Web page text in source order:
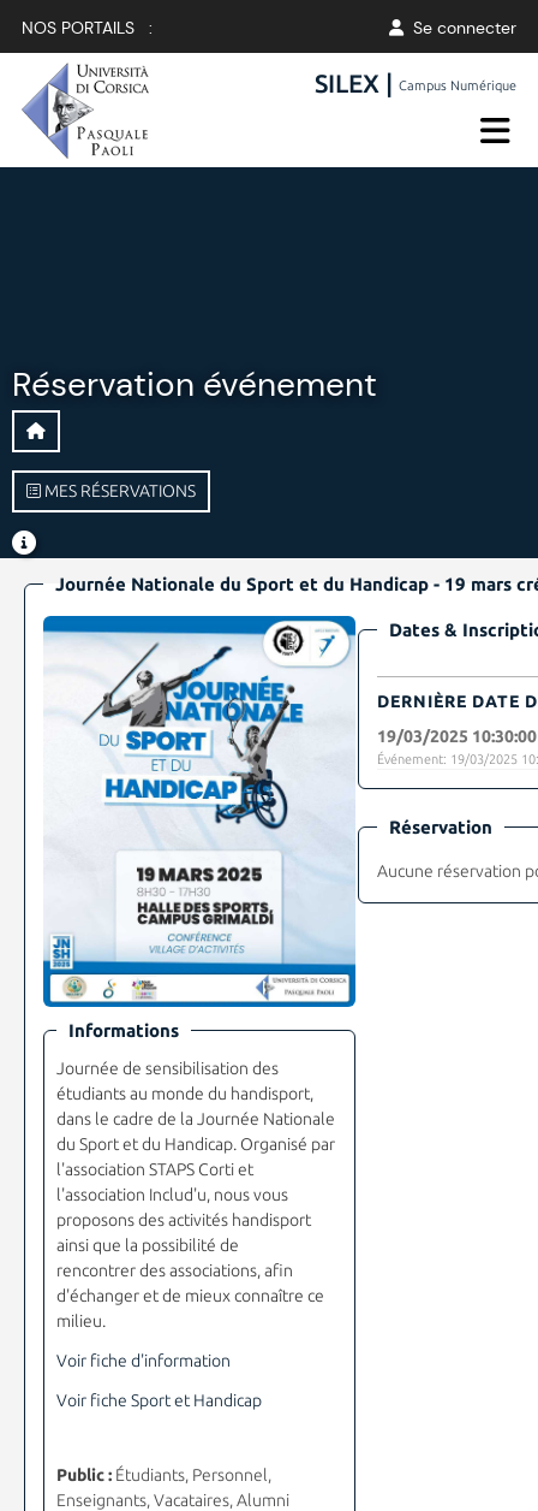
NOS PORTAILS : Se connecter
SILEX |Campus Numérique
Réservation événement
MES RÉSERVATIONS
Informations
Journée de sensibilisation des
étudiants au monde du handisport,
dans le cadre de la Journée Nationale
du Sport et du Handicap. Organisé par
l'association STAPS Corti et
l'association Includ'u, nous vous
proposons des activités handisport
ainsi que la possibilité de
rencontrer des associations, afin
d'échanger et de mieux connaître ce
milieu.
Voir fiche d'information
Voir fiche Sport et Handicap
Public :Étudiants, Personnel,
Enseignants, Vacataires, Alumni
Dates &
DERNIÈRE DATE
19/03/2025 10:30:00
Événement: 19/03/2025
Réservation
Aucune réservation